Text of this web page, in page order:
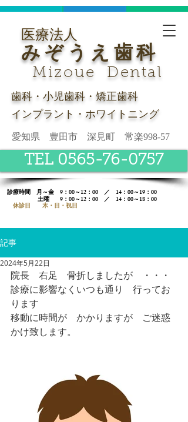
医療法人
みぞうえ歯科
Mizoue Dental
歯科・小児歯科・矯正歯科
インプラント・ホワイトニング
愛知県 豊田市 深見町 常楽998-57
TEL 0565-76-0757
診療時間​ 月～金 9：00～12：00 ／ 14：00～19：00
土曜 9：00～12：00 ／ 14：00～18：00
休診日 木・日・祝日
記事
2024年5月22日
院長　右足　骨折しましたが　・・・
診療に影響なくいつも通り　行ってお
ります
移動に時間が　かかりますが　ご迷惑
かけ致します。